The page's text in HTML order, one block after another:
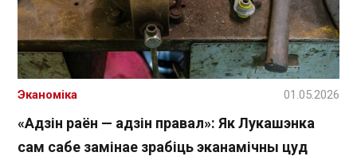
«Адзін раён — адзін правал»: Як Лукашэнка
сам сабе замінае зрабіць эканамічны цуд
Эканоміка 01.05.2026